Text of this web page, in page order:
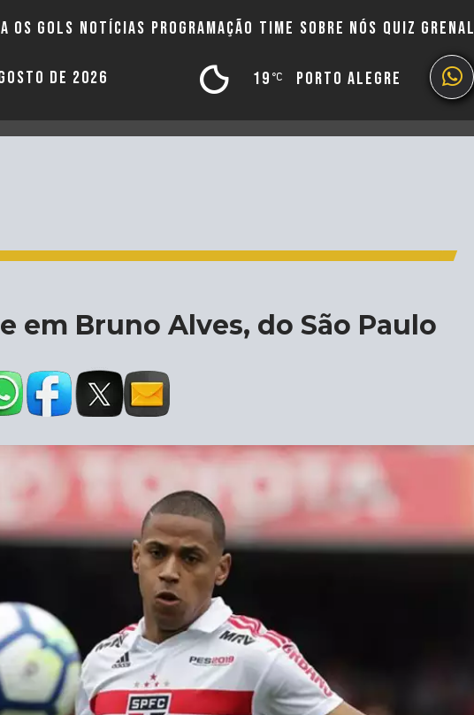
OS GOLS NOTÍCIAS PROGRAMAÇÃO TIME SOBRE NÓS QUIZ GRENAL
DE 2026 PORTO ALEGRE
19
em Bruno Alves, do São Paulo